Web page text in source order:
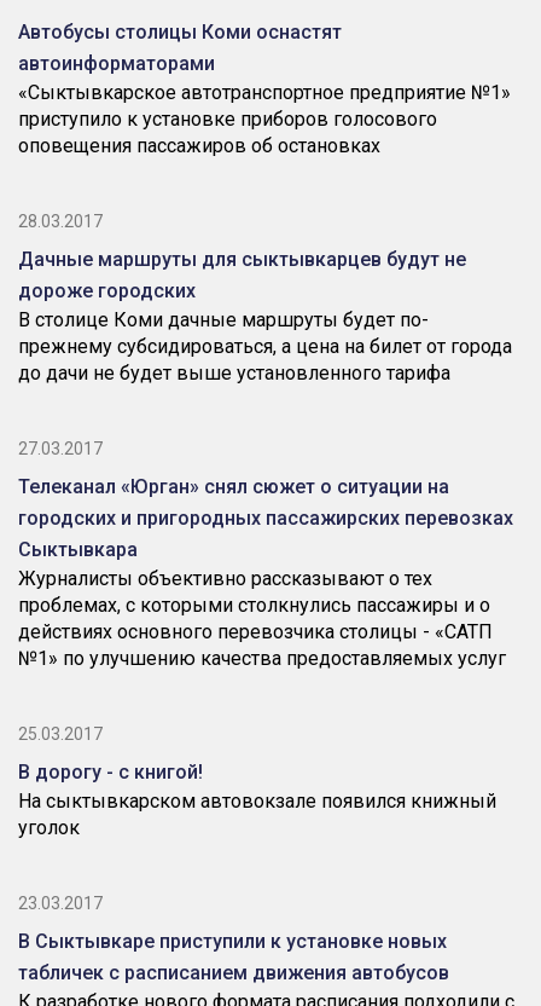
Автобусы столицы Коми оснастят
автоинформаторами
«Сыктывкарское автотранспортное предприятие №1»
приступило к установке приборов голосового
оповещения пассажиров об остановках
28.03.2017
Дачные маршруты для сыктывкарцев будут не
дороже городских
В столице Коми дачные маршруты будет по-
прежнему субсидироваться, а цена на билет от города
до дачи не будет выше установленного тарифа
27.03.2017
Телеканал «Юрган» снял сюжет о ситуации на
городских и пригородных пассажирских перевозках
Сыктывкара
Журналисты объективно рассказывают о тех
проблемах, с которыми столкнулись пассажиры и о
действиях основного перевозчика столицы - «САТП
№1» по улучшению качества предоставляемых услуг
25.03.2017
В дорогу - с книгой!
На сыктывкарском автовокзале появился книжный
уголок
23.03.2017
В Сыктывкаре приступили к установке новых
табличек с расписанием движения автобусов